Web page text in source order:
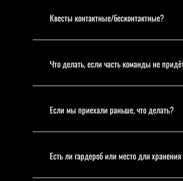
Квесты контактные/бесконтактные?
Что делать, если часть команды не
Если мы приехали раньше, что делать?
Есть ли гардероб или место для